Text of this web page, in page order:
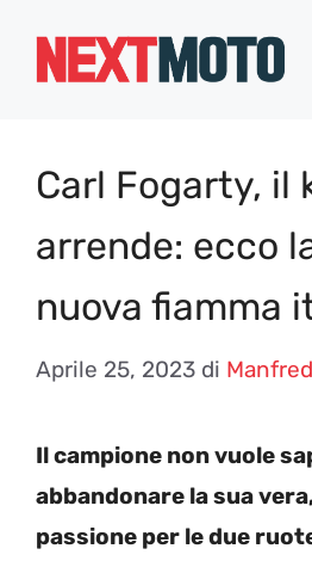
Carl Fogarty, il
arrende: ecco
nuova fiamma
Aprile 25, 2023 di
Il campione non vuole
abbandonare la sua
passione per le due